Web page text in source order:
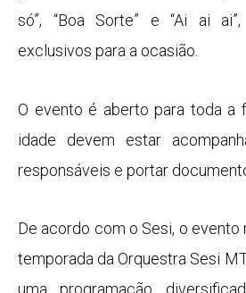
só”, “Boa Sorte” e “Ai ai
exclusivos para a ocasião.
O evento é aberto para toda a
idade devem estar
responsáveis e portar
De acordo com o Sesi, o evento
temporada da Orquestra Sesi
uma programação